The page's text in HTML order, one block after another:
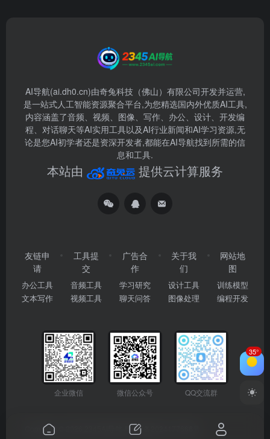
AI导航(ai.dh0.cn)由奇兔科技（佛山）有限公司开发并运营,
是一站式人工智能资源聚合平台,为您精选国内外优质AI工具,
内容涵盖了音频、视频、图像、写作、办公、设计、开发编
程、对话聊天等AI实用工具以及AI行业新闻和AI学习资源,无
论是您AI初学者还是资深开发者,都能在AI导航找到所需的信
息和工具.
本站由 提供云计算服务
友链申
请
办公工具
文本写作
工具提
交
音频工具
视频工具
广告合
作
学习研究
聊天问答
关于我
们
设计工具
图像处理
网站地
图
训练模型
编程开发
企业微信 微信公众号 QQ交流群
Copyright © 2026 粤ICP备2024177666号
35°